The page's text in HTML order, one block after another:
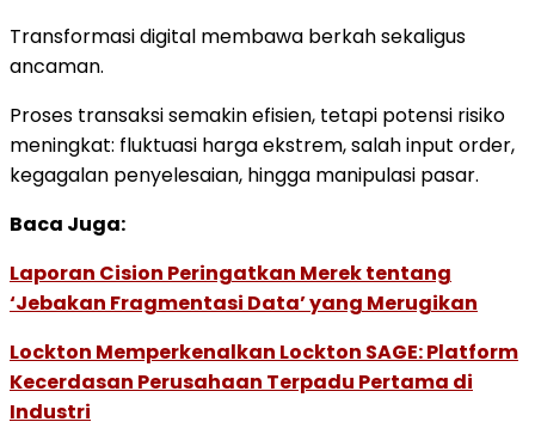
Transformasi digital membawa berkah sekaligus
ancaman.
Proses transaksi semakin efisien, tetapi potensi risiko
meningkat: fluktuasi harga ekstrem, salah input order,
kegagalan penyelesaian, hingga manipulasi pasar.
Baca Juga:
Laporan Cision Peringatkan Merek tentang
‘Jebakan Fragmentasi Data’ yang Merugikan
Lockton Memperkenalkan Lockton SAGE: Platform
Kecerdasan Perusahaan Terpadu Pertama di
Industri